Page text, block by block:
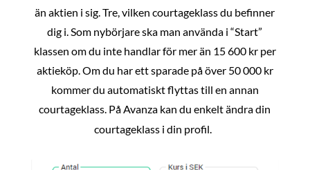
än aktien i sig. Tre, vilken courtageklass du befinner
dig i. Som nybörjare ska man använda i “Start”
klassen om du inte handlar för mer än 15 600 kr per
aktieköp. Om du har ett sparade på över 50 000 kr
kommer du automatiskt flyttas till en annan
courtageklass. På Avanza kan du enkelt ändra din
courtageklass i din profil.